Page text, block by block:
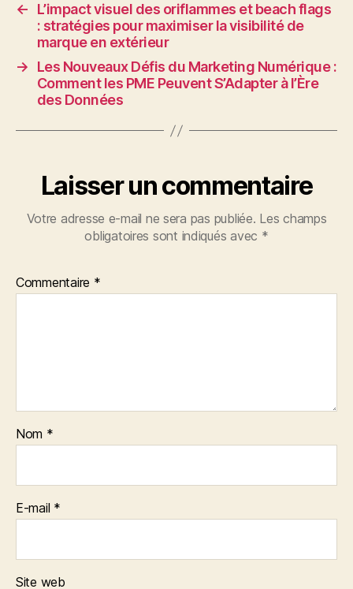
←
L’impact visuel des oriflammes et beach flags
: stratégies pour maximiser la visibilité de
marque en extérieur
→
Les Nouveaux Défis du Marketing Numérique :
Comment les PME Peuvent S’Adapter à l’Ère
des Données
Laisser un commentaire
Votre adresse e-mail ne sera pas publiée. Les champs
obligatoires sont indiqués avec *
Commentaire *
Nom *
E-mail *
Site web